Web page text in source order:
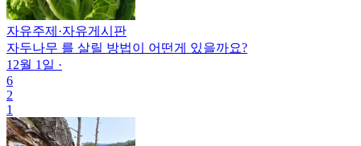
자유주제 ·자유게시판
자두나무 를 살릴 방법이 어떤게 있을까요?
12월 1일 ·
6
2
1